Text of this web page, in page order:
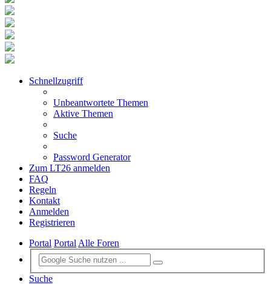
Schnellzugriff
Unbeantwortete Themen
Aktive Themen
Suche
Password Generator
Zum LT26 anmelden
FAQ
Regeln
Kontakt
Anmelden
Registrieren
Portal PortalAlle Foren
Suche